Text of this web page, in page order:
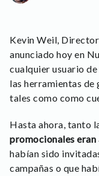
Kevin Weil,
anunciado hoy en
cualquier usuario
las herramientas
tales como como
Hasta ahora, tanto
promocionales eran
habían sido
campañas o que